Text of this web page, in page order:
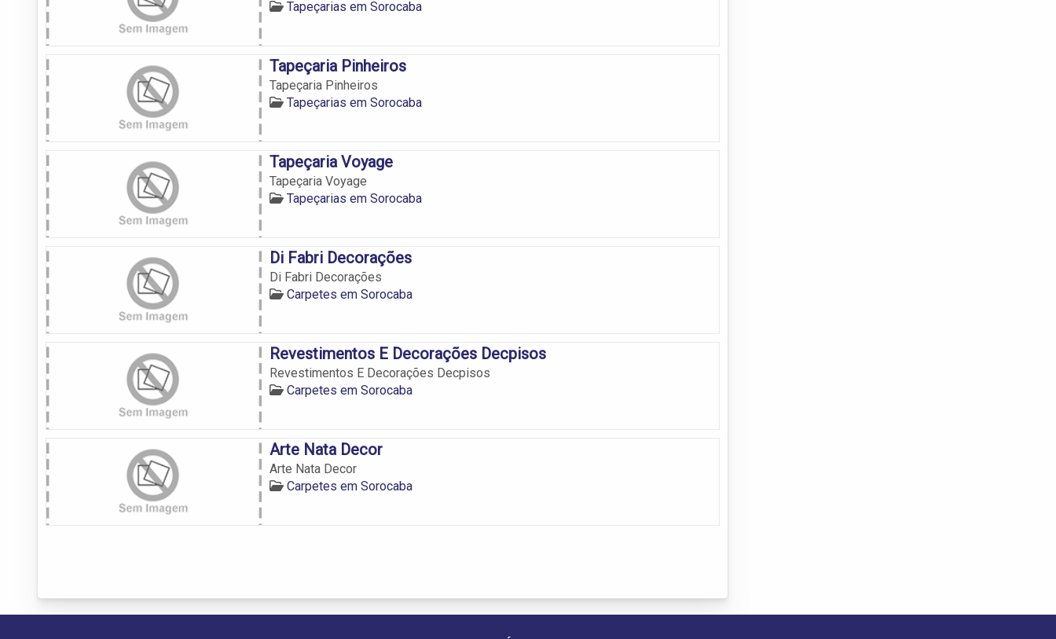
Tapeçarias em Sorocaba
Tapeçaria Pinheiros
Tapeçaria Pinheiros
Tapeçarias em Sorocaba
Tapeçaria Voyage
Tapeçaria Voyage
Tapeçarias em Sorocaba
Di Fabri Decorações
Di Fabri Decorações
Carpetes em Sorocaba
Revestimentos E Decorações Decpisos
Revestimentos E Decorações Decpisos
Carpetes em Sorocaba
Arte Nata Decor
Arte Nata Decor
Carpetes em Sorocaba